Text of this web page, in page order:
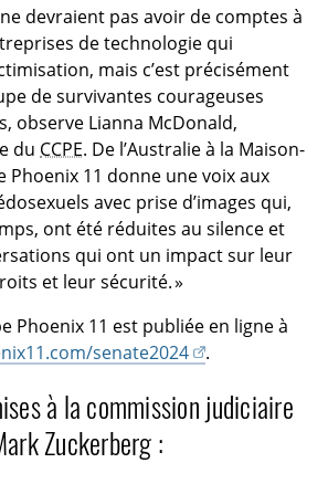
ne devraient pas avoir de comptes à
de technologie qui
mais c’est précisément
de survivantes courageuses
observe Lianna McDonald,
du CCPE. De l’Australie à la Maison-
Phoenix 11 donne une voix aux
avec prise d’images qui,
ont été réduites au silence et
qui ont un impact sur leur
et leur sécurité. »
Phoenix 11 est publiée en ligne à
senate2024 .
à la commission judiciaire
Zuckerberg :